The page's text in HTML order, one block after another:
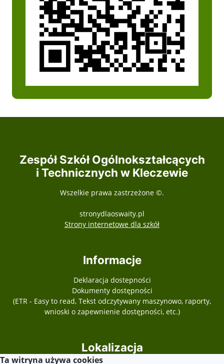
Zespół Szkół Ogólnokształcących
i Technicznych w Kleczewie
Wszelkie prawa zastrzeżone ©.
stronydlaoswaity.pl
Strony internetowe dla szkółotwiera się w
Informacje
Deklaracja dostepności
Dokumenty dostępności
(ETR - Easy to read, Tekst odczytywany maszynowo, raporty,
wnioski o zapewnienie dostępności, etc.)
Lokalizacja
Ta witryna używa cookies